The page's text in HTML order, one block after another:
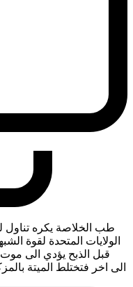
طب الخلاصة يكره تناول
الولايات المتحدة لقوة
قبل الذبح يؤدي الى
الى اخر فتختلط الميتة